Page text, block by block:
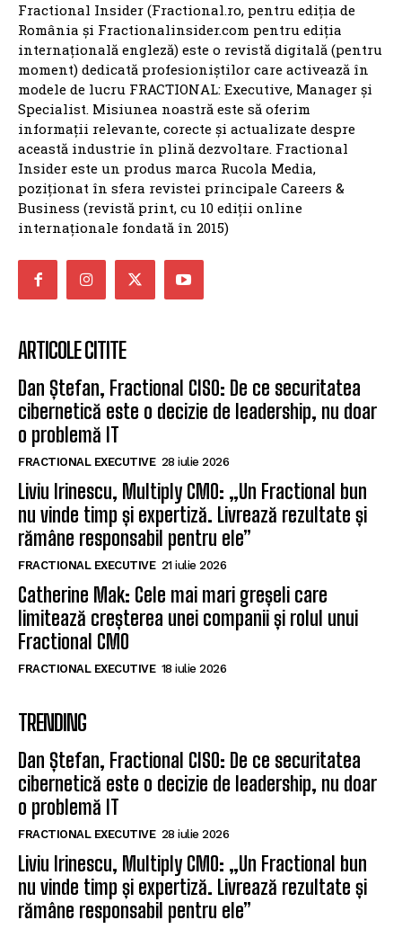
Fractional Insider (Fractional.ro, pentru ediția de
România și Fractionalinsider.com pentru ediția
internațională engleză) este o revistă digitală (pentru
moment) dedicată profesioniștilor care activează în
modele de lucru FRACTIONAL: Executive, Manager și
Specialist. Misiunea noastră este să oferim
informații relevante, corecte și actualizate despre
această industrie în plină dezvoltare. Fractional
Insider este un produs marca Rucola Media,
poziționat în sfera revistei principale Careers &
Business (revistă print, cu 10 ediții online
internaționale fondată în 2015)
ARTICOLE CITITE
Dan Ștefan, Fractional CISO: De ce securitatea
cibernetică este o decizie de leadership, nu doar
o problemă IT
FRACTIONAL EXECUTIVE 28 iulie 2026
Liviu Irinescu, Multiply CMO: „Un Fractional bun
nu vinde timp și expertiză. Livrează rezultate și
rămâne responsabil pentru ele”
FRACTIONAL EXECUTIVE 21 iulie 2026
Catherine Mak: Cele mai mari greșeli care
limitează creșterea unei companii și rolul unui
Fractional CMO
FRACTIONAL EXECUTIVE 18 iulie 2026
TRENDING
Dan Ștefan, Fractional CISO: De ce securitatea
cibernetică este o decizie de leadership, nu doar
o problemă IT
FRACTIONAL EXECUTIVE 28 iulie 2026
Liviu Irinescu, Multiply CMO: „Un Fractional bun
nu vinde timp și expertiză. Livrează rezultate și
rămâne responsabil pentru ele”